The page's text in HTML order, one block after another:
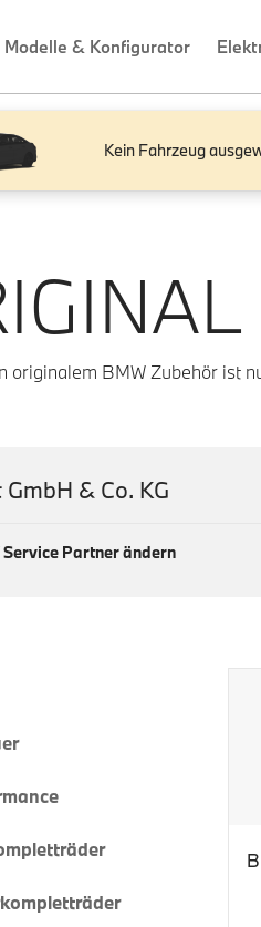
Kein Fahrzeug
originalem BMW Zubehör ist
& Co. KG
Service Partner ändern